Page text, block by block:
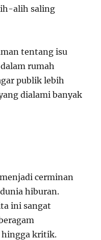
alih saling
tentang isu
rumah
publik lebih
dialami banyak
cerminan
hiburan.
ini sangat
hingga kritik.